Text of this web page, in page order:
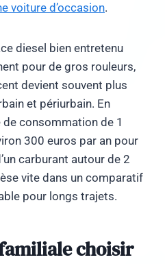
voiture d’occasion.
diesel bien entretenu
pour de gros rouleurs,
devient souvent plus
et périurbain. En
consommation de 1
300 euros par an pour
carburant autour de 2
vite dans un comparatif
pour longs trajets.
choisir